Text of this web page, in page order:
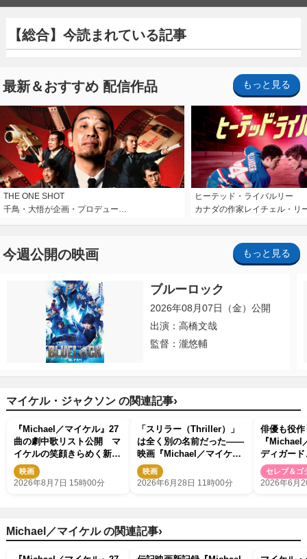
【総合】今読まれている記事
最新＆おすすめ 配信作品 もっと見る
THE ONE SHOT
千鳥・大悟が企画・プロデュー…
ヒーテッド・ライバルリー
カナダの作家レイチェル・リ
今週公開の映画 もっと見る
ブルーロック
2026年08月07日（金）公開
出演：高橋文哉
監督：瀧悠輔
マイケル・ジャクソン の関連記事›
『Michael／マイケル』27
曲の劇中歌リスト公開 マ
イケルの笑顔きらめく新映
像も
映画
2026年8月7日 15時00分
「スリラー（Thriller）」
は全く別の名前だった――
映画『Michael／マイケ
ル』が描かなかった名曲誕
生秘話
映画
2026年6月28日 11時00分
俳優も役
『Michael
ディガー
が知られ
セレブ＆ゴ
2026年6月
Michael／マイケル の関連記事›